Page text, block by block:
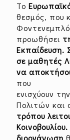
Το
θεσμός, που
προωθήσει
Εκπαίδευση.
σε μαθητές
να
που
ενισχύουν
Πολιτών και
τρόπου
Κοινοβουλίου.
διοργάνωση